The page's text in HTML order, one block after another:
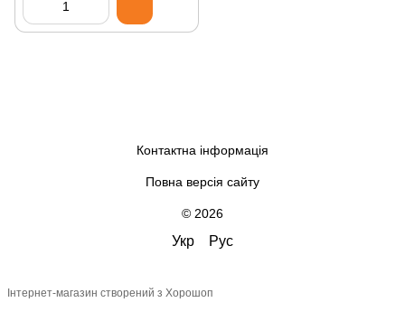
Контактна інформація
Повна версія сайту
© 2026
Укр Рус
Інтернет-магазин створений з Хорошоп